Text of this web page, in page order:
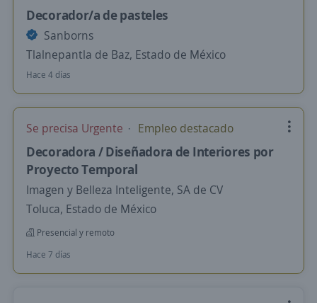
Decorador/a de pasteles
Sanborns
Tlalnepantla de Baz, Estado de México
Hace 4 días
Se precisa Urgente Empleo destacado
Decoradora / Diseñadora de Interiores por
Proyecto Temporal
Imagen y Belleza Inteligente, SA de CV
Toluca, Estado de México
Presencial y remoto
Hace 7 días